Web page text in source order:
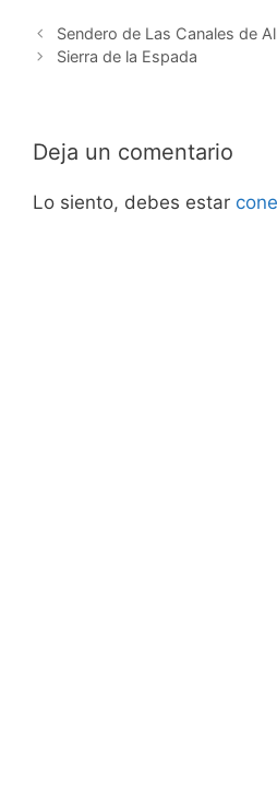
Sendero de Las Canales de
Sierra de la Espada
Deja un comentario
Lo siento, debes estar